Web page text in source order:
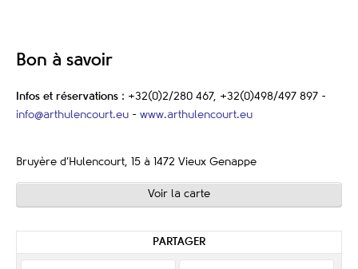
Bon à savoir
Infos et réservations : +32(0)2/280 467, +32(0)498/497 897 -
info@arthulencourt.eu - www.arthulencourt.eu
Bruyère d’Hulencourt, 15 à 1472 Vieux Genappe
Voir la carte
PARTAGER